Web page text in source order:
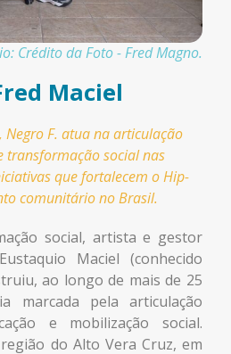
Crédito da Foto - Fred Magno.
Maciel
Negro F. atua na articulação
transformação social nas
que fortalecem o Hip-
comunitário no Brasil.
social, artista e gestor
Maciel (conhecido
ao longo de mais de 25
marcada pela articulação
e mobilização social.
do Alto Vera Cruz, em